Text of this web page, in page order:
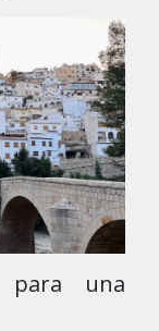
para una